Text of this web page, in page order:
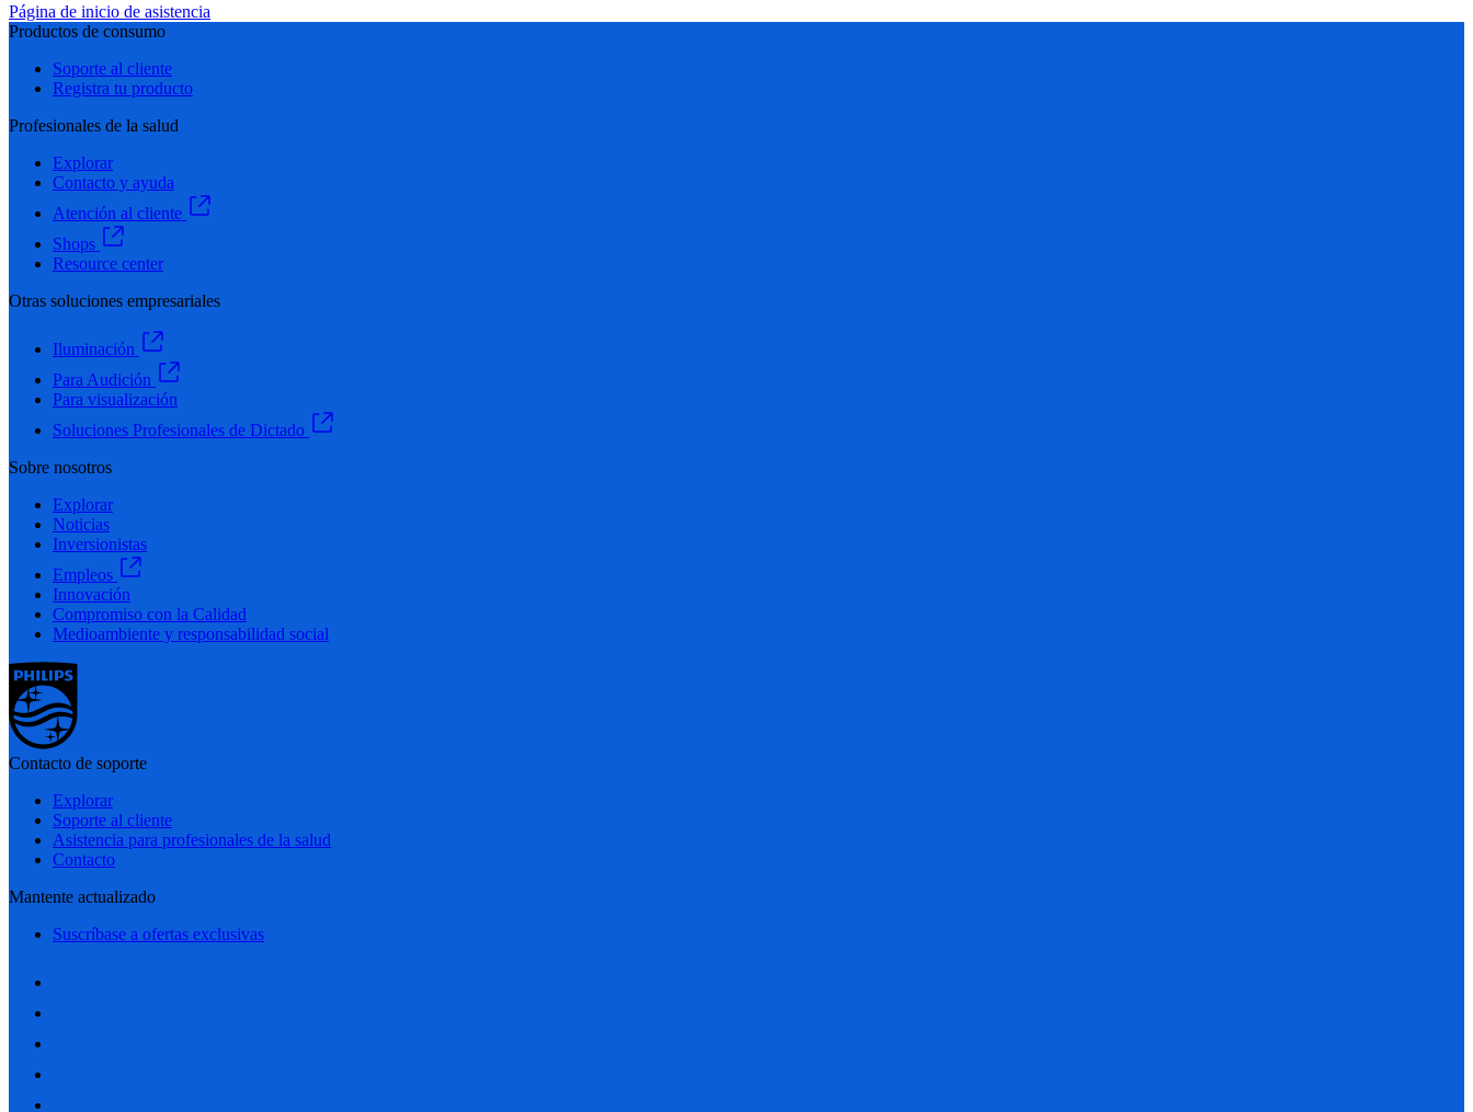
Página de inicio de asistencia
Productos de consumo
Soporte al cliente
Registra tu producto
Profesionales de la salud
Explorar
Contacto y ayuda
Atención al cliente
Shops
Resource center
Otras soluciones empresariales
Iluminación
Para Audición
Para visualización
Soluciones Profesionales de Dictado
Sobre nosotros
Explorar
Noticias
Inversionistas
Empleos
Innovación
Compromiso con la Calidad
Medioambiente y responsabilidad social
Contacto de soporte
Explorar
Soporte al cliente
Asistencia para profesionales de la salud
Contacto
Mantente actualizado
Suscríbase a ofertas exclusivas